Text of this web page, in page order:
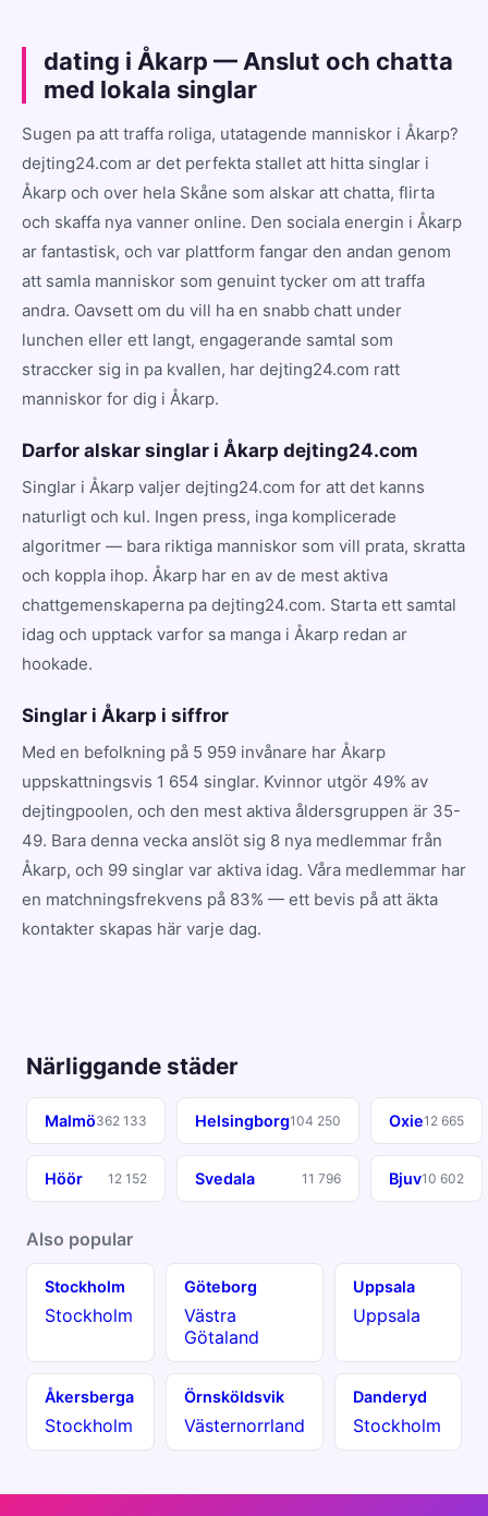
dating i Åkarp — Anslut och chatta
med lokala singlar
Sugen pa att traffa roliga, utatagende manniskor i Åkarp?
dejting24.com ar det perfekta stallet att hitta singlar i
Åkarp och over hela Skåne som alskar att chatta, flirta
och skaffa nya vanner online. Den sociala energin i Åkarp
ar fantastisk, och var plattform fangar den andan genom
att samla manniskor som genuint tycker om att traffa
andra. Oavsett om du vill ha en snabb chatt under
lunchen eller ett langt, engagerande samtal som
straccker sig in pa kvallen, har dejting24.com ratt
manniskor for dig i Åkarp.
Darfor alskar singlar i Åkarp dejting24.com
Singlar i Åkarp valjer dejting24.com for att det kanns
naturligt och kul. Ingen press, inga komplicerade
algoritmer — bara riktiga manniskor som vill prata, skratta
och koppla ihop. Åkarp har en av de mest aktiva
chattgemenskaperna pa dejting24.com. Starta ett samtal
idag och upptack varfor sa manga i Åkarp redan ar
hookade.
Singlar i Åkarp i siffror
Med en befolkning på 5 959 invånare har Åkarp
uppskattningsvis 1 654 singlar. Kvinnor utgör 49% av
dejtingpoolen, och den mest aktiva åldersgruppen är 35-
49. Bara denna vecka anslöt sig 8 nya medlemmar från
Åkarp, och 99 singlar var aktiva idag. Våra medlemmar har
en matchningsfrekvens på 83% — ett bevis på att äkta
kontakter skapas här varje dag.
Närliggande städer
Malmö362 133 Helsingborg104 250 Oxie12 665
Höör 12 152 Svedala 11 796 Bjuv10 602
Also popular
Stockholm
Stockholm
Göteborg
Västra
Götaland
Uppsala
Uppsala
Åkersberga
Stockholm
Örnsköldsvik
Västernorrland
Danderyd
Stockholm